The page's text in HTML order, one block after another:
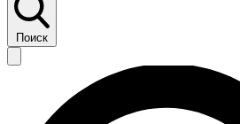
Поиск